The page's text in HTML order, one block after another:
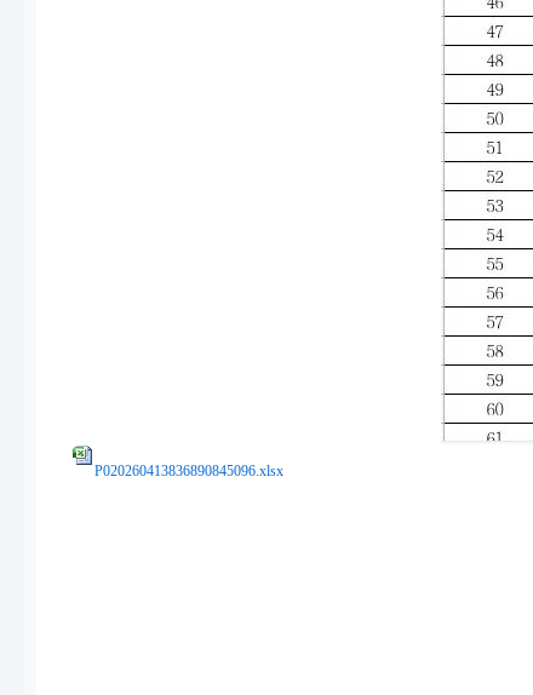
P020260413836890845096.xlsx